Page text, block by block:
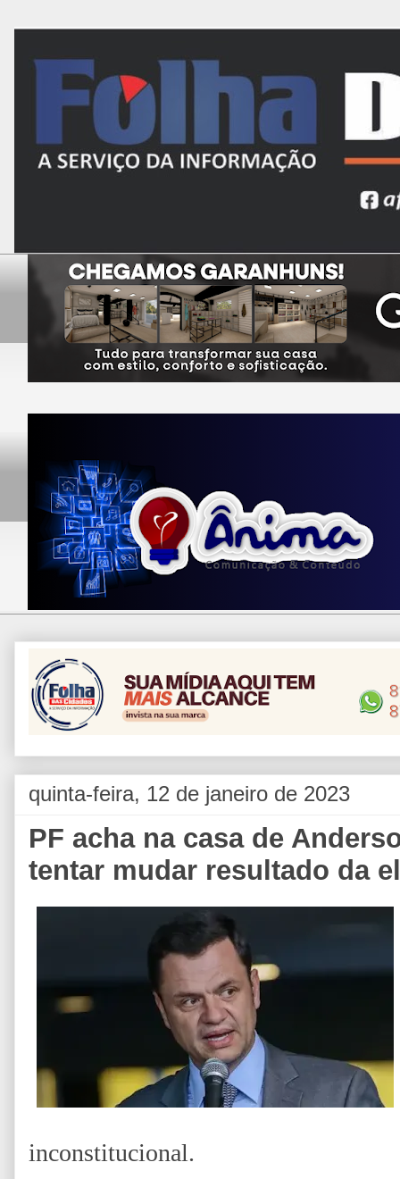
quinta-feira, 12 de janeiro de 2023
PF acha na casa de
tentar mudar resultado da
inconstitucional.